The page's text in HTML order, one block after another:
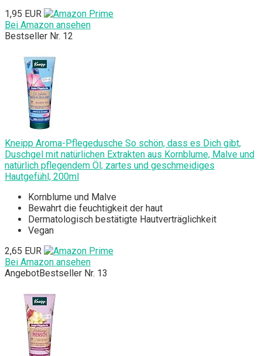
1,95 EUR
Bei Amazon ansehen
Bestseller Nr. 12
Kneipp Aroma-Pflegedusche So schön, dass es Dich gibt,
Duschgel mit natürlichen Extrakten aus Kornblume, Malve und
natürlich pflegendem Öl, zartes und geschmeidiges
Hautgefühl, 200ml
Kornblume und Malve
Bewahrt die feuchtigkeit der haut
Dermatologisch bestätigte Hautverträglichkeit
Vegan
2,65 EUR
Bei Amazon ansehen
AngebotBestseller Nr. 13